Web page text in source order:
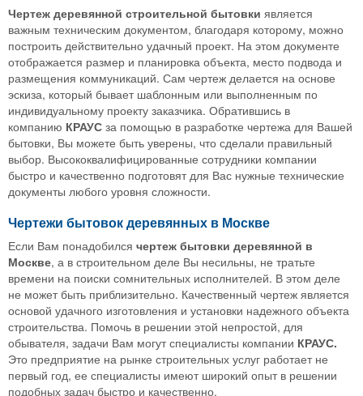
Чертеж деревянной строительной бытовки является
важным техническим документом, благодаря которому, можно
построить действительно удачный проект. На этом документе
отображается размер и планировка объекта, место подвода и
размещения коммуникаций. Сам чертеж делается на основе
эскиза, который бывает шаблонным или выполненным по
индивидуальному проекту заказчика. Обратившись в
компанию КРАУС за помощью в разработке чертежа для Вашей
бытовки, Вы можете быть уверены, что сделали правильный
выбор. Высококвалифицированные сотрудники компании
быстро и качественно подготовят для Вас нужные технические
документы любого уровня сложности.
Чертежи бытовок деревянных в Москве
Если Вам понадобился чертеж бытовки деревянной в
Москве, а в строительном деле Вы несильны, не тратьте
времени на поиски сомнительных исполнителей. В этом деле
не может быть приблизительно. Качественный чертеж является
основой удачного изготовления и установки надежного объекта
строительства. Помочь в решении этой непростой, для
обывателя, задачи Вам могут специалисты компании КРАУС.
Это предприятие на рынке строительных услуг работает не
первый год, ее специалисты имеют широкий опыт в решении
подобных задач быстро и качественно.